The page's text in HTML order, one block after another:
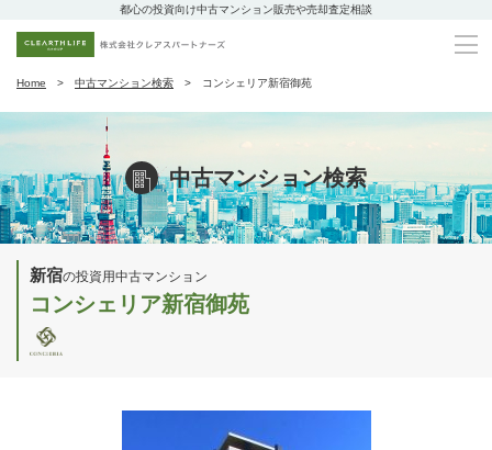
都心の投資向け中古マンション販売や売却査定相談
Home 中古マンション検索 コンシェリア新宿御苑
中古マンション検索
新宿の投資用中古マンション
コンシェリア新宿御苑